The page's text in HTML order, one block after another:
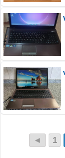
◄ 1